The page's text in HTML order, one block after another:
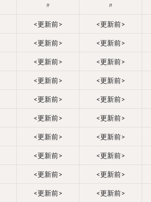
〃 〃
<更新前> <更新前>
<更新前> <更新前>
<更新前> <更新前>
<更新前> <更新前>
<更新前> <更新前>
<更新前> <更新前>
<更新前> <更新前>
<更新前> <更新前>
<更新前> <更新前>
<更新前> <更新前>